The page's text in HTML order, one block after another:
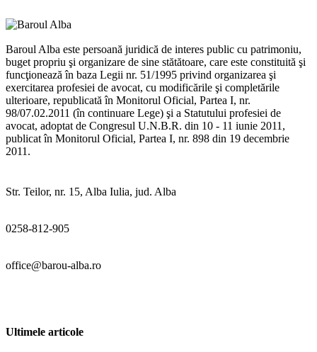
Baroul Alba este persoană juridică de interes public cu patrimoniu,
buget propriu şi organizare de sine stătătoare, care este constituită şi
funcţionează în baza Legii nr. 51/1995 privind organizarea şi
exercitarea profesiei de avocat, cu modificările şi completările
ulterioare, republicată în Monitorul Oficial, Partea I, nr.
98/07.02.2011 (în continuare Lege) şi a Statutului profesiei de
avocat, adoptat de Congresul U.N.B.R. din 10 - 11 iunie 2011,
publicat în Monitorul Oficial, Partea I, nr. 898 din 19 decembrie
2011.
Str. Teilor, nr. 15, Alba Iulia, jud. Alba
0258-812-905
office@barou-alba.ro
Ultimele articole